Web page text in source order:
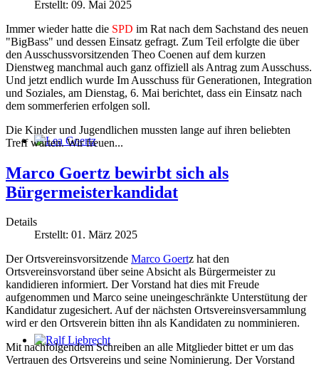
Ralf Liebrecht
Erstellt: 09. Mai 2025
Immer wieder hatte die SPD im Rat nach dem Sachstand des neuen
"BigBass" und dessen Einsatz gefragt. Zum Teil erfolgte die über
den Ausschussvorsitzenden Theo Coenen auf dem kurzen
Dienstweg manchmal auch ganz offiziell als Antrag zum Ausschuss.
Und jetzt endlich wurde Im Ausschuss für Generationen, Integration
und Soziales, am Dienstag, 6. Mai berichtet, dass ein Einsatz nach
dem sommerferien erfolgen soll.
Die Kinder und Jugendlichen mussten lange auf ihren beliebten
Treff warten. Wir freuen...
Marco Goertz bewirbt sich als
Bürgermeisterkandidat
Details
Erstellt: 01. März 2025
Der Ortsvereinsvorsitzende Marco Goertz hat den
Ortsvereinsvorstand über seine Absicht als Bürgermeister zu
kandidieren informiert. Der Vorstand hat dies mit Freude
aufgenommen und Marco seine uneingeschränkte Unterstütung der
Kandidatur zugesichert. Auf der nächsten Ortsvereinsversammlung
wird er den Ortsverein bitten ihn als Kandidaten zu nomminieren.
Mit nachfolgendem Schreiben an alle Mitglieder bittet er um das
Vertrauen des Ortsvereins und seine Nominierung. Der Vorstand